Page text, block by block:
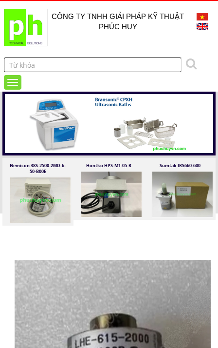
CÔNG TY TNHH GIẢI PHÁP KỸ THUẬT
PHÚC HUY
Nemicon 38S-2500-2MD-6-
50-B00E
Hontko HPS-M1-05-R Sumtak IRS660-600